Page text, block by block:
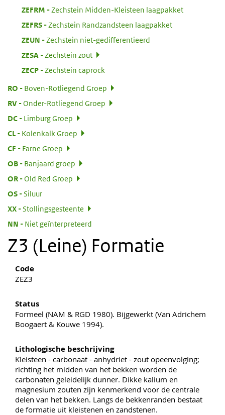
ZEFRM
Zechstein Midden-Kleisteen laagpakket
ZEFRS:
Zechstein Randzandsteen laagpakket
ZEUN
Zechstein niet-gedifferentieerd
ZESA
Zechstein zout
ZECP:
Zechstein caprock
RO
Boven-Rotliegend Groep
RV:
Onder-Rotliegend Groep
DC:
Limburg Groep
CL
Kolenkalk Groep
CF
Farne Groep
OB:
Banjaard groep
OR:
Old Red Groep
OS:
Siluur
XX:
Stollingsgesteente
NN
Niet geïnterpreteerd
Z3 (Leine) Formatie
Code
ZEZ3
Status
Formeel (NAM & RGD 1980). Bijgewerkt (Van Adrichem
Boogaert & Kouwe 1994).
Lithologische beschrijving
Kleisteen - carbonaat - anhydriet - zout opeenvolging;
richting het midden van het bekken worden de
carbonaten geleidelijk dunner. Dikke kalium en
magnesium zouten zijn kenmerkend voor de centrale
delen van het bekken. Langs de bekkenranden bestaat
de formatie uit kleistenen en zandstenen.